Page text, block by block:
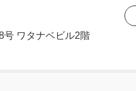
号 ワタナベビル2階